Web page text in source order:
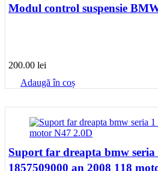
Modul control suspensie
200.00 lei
Adaugă în coș
Suport far dreapta bmw seria
1857509000 an 2008 118